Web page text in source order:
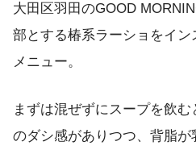
大田区羽田のGOOD
部とする椿系ラーショをイン
メニュー。
まずは混ぜずにスープを飲
のダシ感がありつつ、背脂